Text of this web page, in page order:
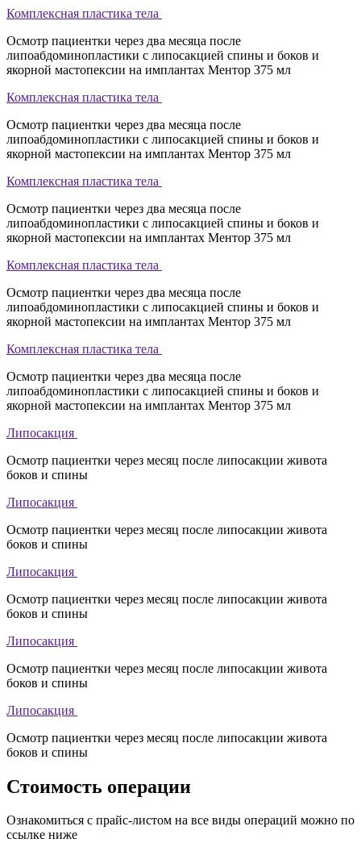
Комплексная пластика тела
Осмотр пациентки через два месяца после
липоабдоминопластики с липосакцией спины и боков и
якорной мастопексии на имплантах Ментор 375 мл
Комплексная пластика тела
Осмотр пациентки через два месяца после
липоабдоминопластики с липосакцией спины и боков и
якорной мастопексии на имплантах Ментор 375 мл
Комплексная пластика тела
Осмотр пациентки через два месяца после
липоабдоминопластики с липосакцией спины и боков и
якорной мастопексии на имплантах Ментор 375 мл
Комплексная пластика тела
Осмотр пациентки через два месяца после
липоабдоминопластики с липосакцией спины и боков и
якорной мастопексии на имплантах Ментор 375 мл
Комплексная пластика тела
Осмотр пациентки через два месяца после
липоабдоминопластики с липосакцией спины и боков и
якорной мастопексии на имплантах Ментор 375 мл
Липосакция
Осмотр пациентки через месяц после липосакции живота
боков и спины
Липосакция
Осмотр пациентки через месяц после липосакции живота
боков и спины
Липосакция
Осмотр пациентки через месяц после липосакции живота
боков и спины
Липосакция
Осмотр пациентки через месяц после липосакции живота
боков и спины
Липосакция
Осмотр пациентки через месяц после липосакции живота
боков и спины
Стоимость операции
Ознакомиться с прайс-листом на все виды операций можно по
ссылке ниже